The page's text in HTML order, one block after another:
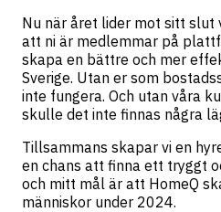
Nu när året lider mot sitt
att ni är medlemmar på
skapa en bättre och mer
Sverige. Utan er som
inte fungera. Och utan våra
skulle det inte finnas några
Tillsammans skapar vi en
en chans att finna ett tryggt
och mitt mål är att HomeQ
människor under 2024.